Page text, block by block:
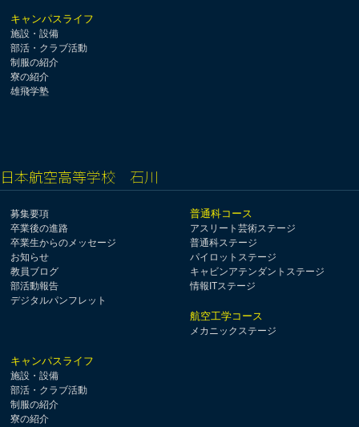
キャンパスライフ
施設・設備
部活・クラブ活動
制服の紹介
寮の紹介
雄飛学塾
日本航空高等学校 石川
募集要項
卒業後の進路
卒業生からのメッセージ
お知らせ
教員ブログ
部活動報告
デジタルパンフレット
普通科コース
アスリート芸術ステージ
普通科ステージ
パイロットステージ
キャビンアテンダントステージ
情報ITステージ
航空工学コース
メカニックステージ
キャンパスライフ
施設・設備
部活・クラブ活動
制服の紹介
寮の紹介